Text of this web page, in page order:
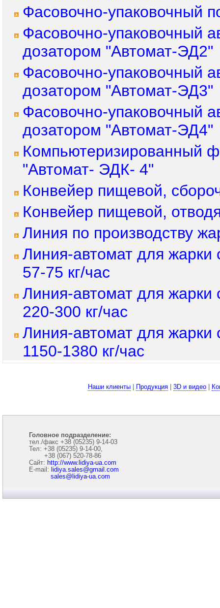
Фасовочно-упаковочный
Фасовочно-упаковочный
дозатором "Автомат-ЭД2"
Фасовочно-упаковочный
дозатором "Автомат-ЭД3"
Фасовочно-упаковочный
дозатором "Автомат-ЭД4"
Компьютеризированный
"Автомат- ЭДК- 4"
Конвейер пищевой,
Конвейер пищевой,
Линия по производству
Линия-автомат для жарки
57-75 кг/час
Линия-автомат для жарки
220-300 кг/час
Линия-автомат для жарки
1150-1380 кг/час
Наши клиенты| Продукция| 3D и видео|
Головное подразделение:
тел./факс +38 (05235) 9-14-03
Тел: +38 (05235) 9-14-00,
+38 (067) 520-78-86
Сайт: http://www.lidiya-ua.com
E-mail: lidiya.sales@gmail.com
sales@lidiya-ua.com